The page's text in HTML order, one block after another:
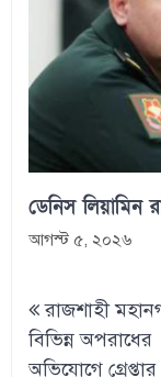
ডেনিস লিয়ামিন
আগস্ট ৫, ২০২৬
navigation
রাজশাহী
বিভিন্ন অপরাধের
অভিযোগে